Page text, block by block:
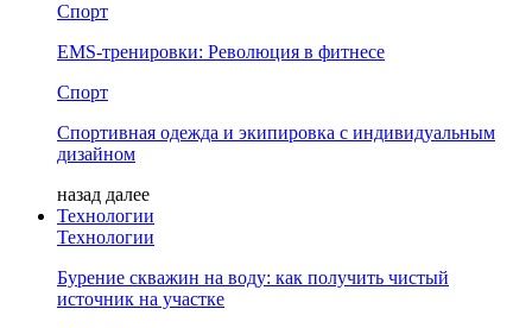
Спорт
EMS-тренировки: Революция в фитнесе
Спорт
Спортивная одежда и экипировка с индивидуальным
дизайном
назад далее
Технологии
Технологии
Бурение скважин на воду: как получить чистый
источник на участке